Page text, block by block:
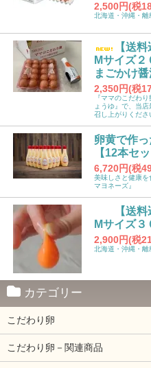
2,500円(税
北海道・沖縄・離
【送
Mサイズ
まごかけ
2,350円(税
『ママのこだわ
ょうゆ』で、当
召し上がりくださ
卵黄で作
【12本セ
6,720円(税
美味しさと健康
マヨネーズ』
【送
Мサイズ３
2,900円(税
北海道・沖縄・離
カテゴリー
こだわり卵
こだわり卵－関連商品